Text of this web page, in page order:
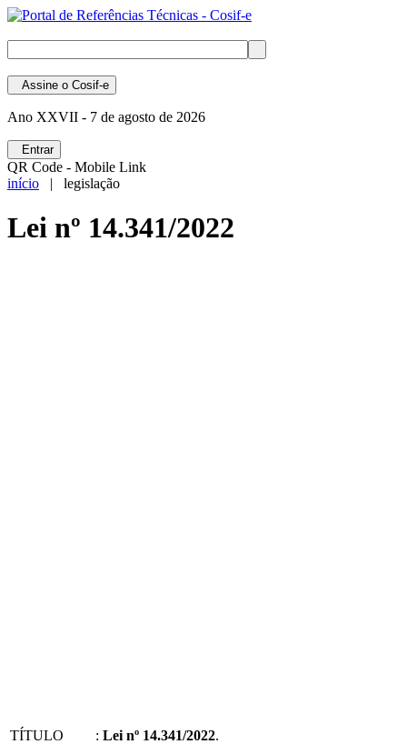
Assine o Cosif-e
Ano XXVII - 7 de agosto de 2026
Entrar
QR Code - Mobile Link
início | legislação
Lei nº 14.341/2022
TÍTULO : Lei nº 14.341/2022.